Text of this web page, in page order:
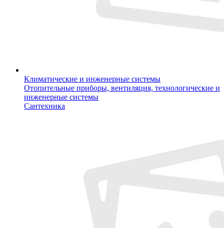
Климатические и инженерные системы
Отопительные приборы, вентиляция, технологические и
инженерные системы
Сантехника